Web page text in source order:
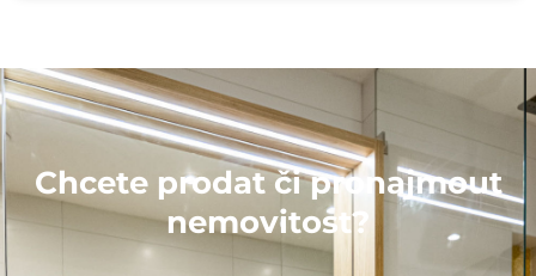
Chcete prodat či pronajmout
nemovitost?